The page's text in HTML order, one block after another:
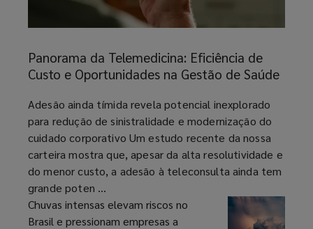
da
Telemedicina:
de
Custo
e
Oportunidades
na
Gestão
de
Saúde
Panorama da Telemedicina: Eficiência de
Custo e Oportunidades na Gestão de Saúde
article
Adesão ainda tímida revela potencial inexplorado
para redução de sinistralidade e modernização do
cuidado corporativo Um estudo recente da nossa
carteira mostra que, apesar da alta resolutividade e
do menor custo, a adesão à teleconsulta ainda tem
grande poten ...
Chuvas intensas elevam riscos no
Brasil e pressionam empresas a